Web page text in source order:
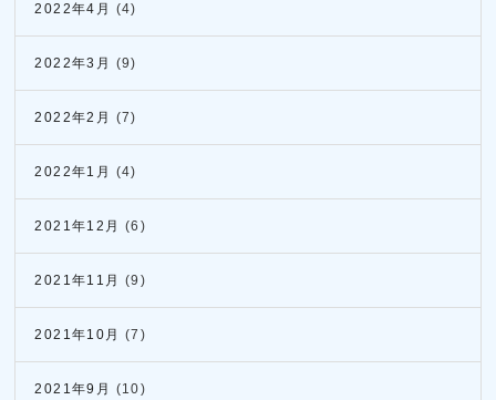
2022年4月 (4)
2022年3月 (9)
2022年2月 (7)
2022年1月 (4)
2021年12月 (6)
2021年11月 (9)
2021年10月 (7)
2021年9月 (10)